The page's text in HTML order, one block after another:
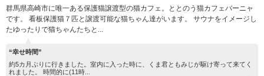
群馬県高崎市に唯一ある保護猫譲渡型の猫カフェ。ととのう猫カフェバーニャ
です。 看板保護猫７匹と譲渡可能な猫ちゃん達がいます。 サウナをイメージし
たゆったりで猫ちゃんたちと...
“幸せ時間”
約5カ月ぶりに行きました。室内に入った時に、くま君ともみじが駆け寄って来てく
れました。 時間的に(11時...